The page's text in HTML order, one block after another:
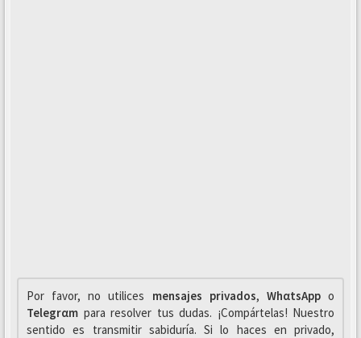
Por favor, no utilices mensajes privados, WhαtsAppo
Telegrαm para resolver tus dudas. ¡Compártelas! Nuestro
sentido es transmitir sabiduría. Si lo haces en privado,